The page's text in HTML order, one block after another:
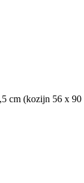
cm (kozijn 56 x 90